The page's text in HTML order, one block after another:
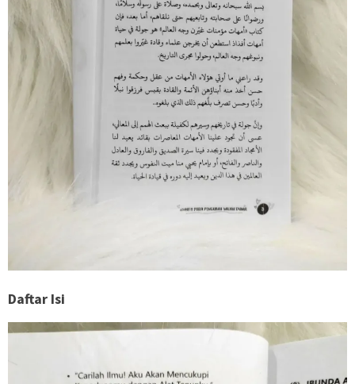
Daftar Isi